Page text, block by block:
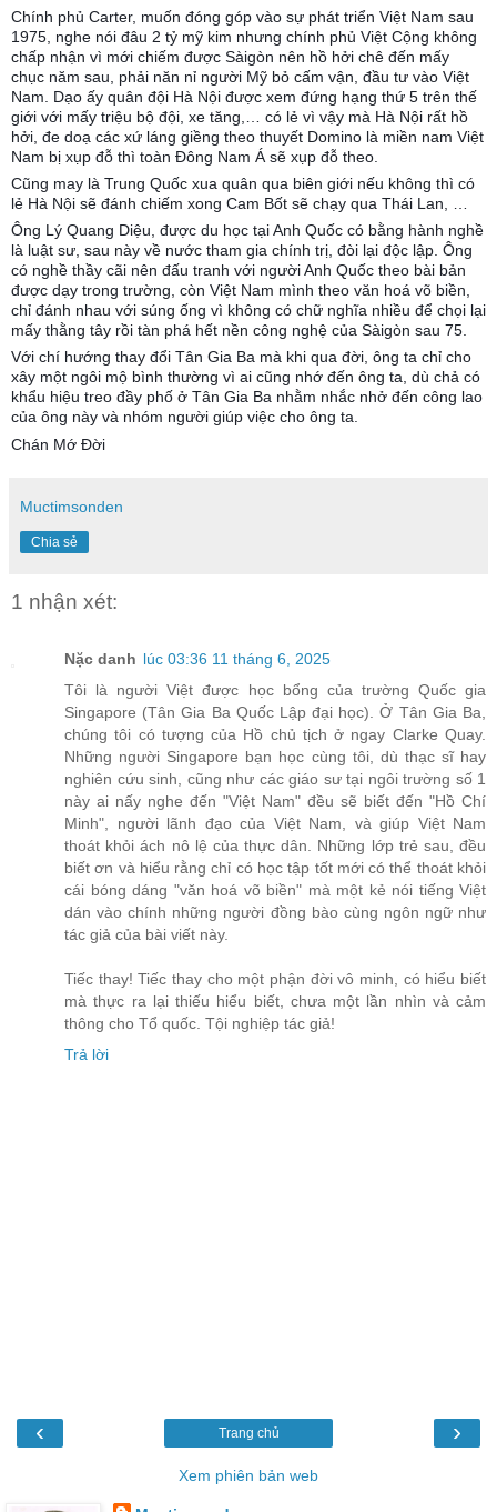
Chính phủ Carter, muốn đóng góp vào sự phát triển Việt Nam sau
1975, nghe nói đâu 2 tỷ mỹ kim nhưng chính phủ Việt Cộng không
chấp nhận vì mới chiếm được Sàigòn nên hồ hởi chê đến mấy
chục năm sau, phải năn nỉ người Mỹ bỏ cấm vận, đầu tư vào Việt
Nam. Dạo ấy quân đội Hà Nội được xem đứng hạng thứ 5 trên thế
giới với mấy triệu bộ đội, xe tăng,… có lẻ vì vậy mà Hà Nội rất hồ
hởi, đe doạ các xứ láng giềng theo thuyết Domino là miền nam Việt
Nam bị xụp đỗ thì toàn Đông Nam Á sẽ xụp đỗ theo.
Cũng may là Trung Quốc xua quân qua biên giới nếu không thì có
lẻ Hà Nội sẽ đánh chiếm xong Cam Bốt sẽ chạy qua Thái Lan, …
Ông Lý Quang Diệu, được du học tại Anh Quốc có bằng hành nghề
là luật sư, sau này về nước tham gia chính trị, đòi lại độc lập. Ông
có nghề thầy cãi nên đấu tranh với người Anh Quốc theo bài bản
được dạy trong trường, còn Việt Nam mình theo văn hoá võ biền,
chỉ đánh nhau với súng ống vì không có chữ nghĩa nhiều để chọi lại
mấy thằng tây rồi tàn phá hết nền công nghệ của Sàigòn sau 75.
Với chí hướng thay đổi Tân Gia Ba mà khi qua đời, ông ta chỉ cho
xây một ngôi mộ bình thường vì ai cũng nhớ đến ông ta, dù chả có
khẩu hiệu treo đầy phố ở Tân Gia Ba nhằm nhắc nhở đến công lao
của ông này và nhóm người giúp việc cho ông ta.
Chán Mớ Đời
Muctimsonden
Chia sẻ
1 nhận xét:
Nặc danh lúc 03:36 11 tháng 6, 2025
Tôi là người Việt được học bổng của trường Quốc gia
Singapore (Tân Gia Ba Quốc Lập đại học). Ở Tân Gia Ba,
chúng tôi có tượng của Hồ chủ tịch ở ngay Clarke Quay.
Những người Singapore bạn học cùng tôi, dù thạc sĩ hay
nghiên cứu sinh, cũng như các giáo sư tại ngôi trường số 1
này ai nấy nghe đến "Việt Nam" đều sẽ biết đến "Hồ Chí
Minh", người lãnh đạo của Việt Nam, và giúp Việt Nam
thoát khỏi ách nô lệ của thực dân. Những lớp trẻ sau, đều
biết ơn và hiểu rằng chỉ có học tập tốt mới có thể thoát khỏi
cái bóng dáng "văn hoá võ biền" mà một kẻ nói tiếng Việt
dán vào chính những người đồng bào cùng ngôn ngữ như
tác giả của bài viết này.
Tiếc thay! Tiếc thay cho một phận đời vô minh, có hiểu biết
mà thực ra lại thiếu hiểu biết, chưa một lần nhìn và cảm
thông cho Tổ quốc. Tội nghiệp tác giả!
Trả lời
‹ ›
Trang chủ
Xem phiên bản web